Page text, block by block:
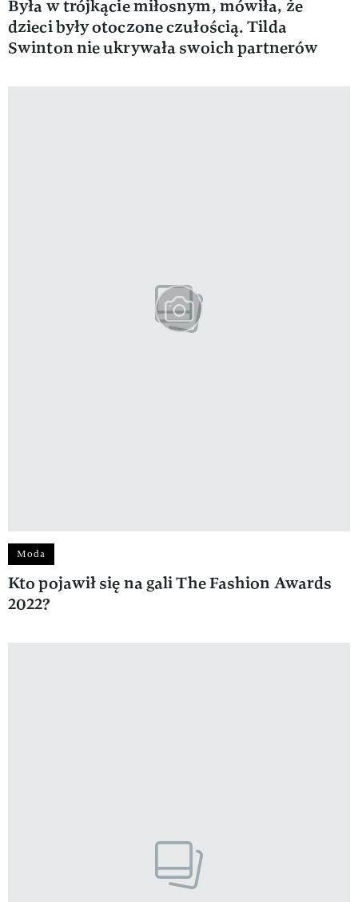
Była w trójkącie miłosnym, mówiła, że
dzieci były otoczone czułością. Tilda
Swinton nie ukrywała swoich partnerów
Moda
Kto pojawił się na gali The Fashion Awards
2022?